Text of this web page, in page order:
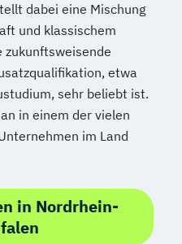
dabei eine Mischung
und klassischem
zukunftsweisende
etwa
sehr beliebt ist.
in einem der vielen
im Land
in Nordrhein-